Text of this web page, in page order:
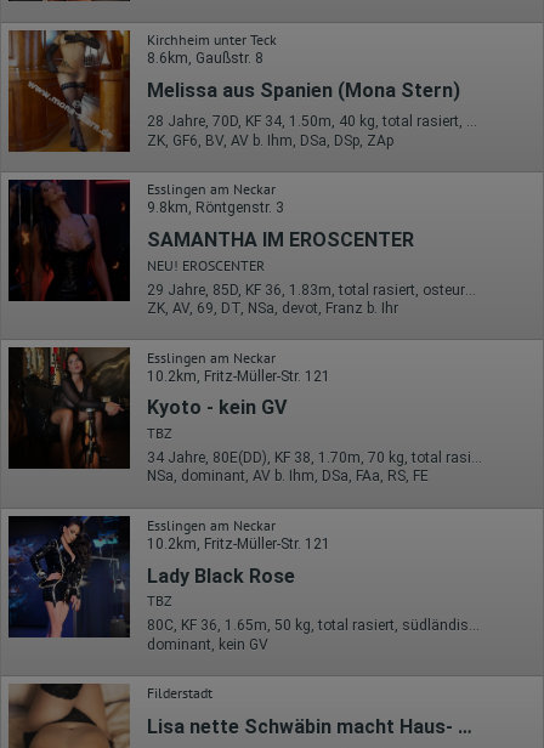
auch an Dritte übertragen, sofern dies gesetzlich
vorgeschrieben wird oder, soweit Dritte diese Daten im Auftrag
von Google verarbeiten. Die IP-Adresse der Nutzer wird von
Google innerhalb von Mitgliedstaaten der Europäischen Union
oder in anderen Vertragsstaaten des Abkommens über den
Europäischen Wirtschaftsraum gekürzt, dies bedeutet, dass alle
Daten anonym erhoben werden. Nur in Ausnahmefällen wird die
volle IP-Adresse an einen Server von Google in den USA
übermittelte IP-Adresse wird nicht mit anderen Daten von Google
zusammengeführt.
Erhobene Informationen zum Besucherverhalten sind folgende:
Herkunft (Land und Stadt)
Sprache
Betriebssystem
Browser und alle verwendeten Add-ons
Auflösung des Computers
Besucherquelle (Facebook, Suchmaschine oder
verweisende Webseite)
Welche Dateien wurden heruntergeladen?
Welche Videos angeschaut?
Wurden Werbebanner angeklickt?
Wohin ging der Besucher? Klickte er auf weitere Seiten des
Portals oder hat er sie komplett verlassen?
Wie lange blieb der Besucher?
Ort der Verarbeitung:
Europäische Union & USA
Hotjar
Daten über das Benutzerverhalten zu sammeln. Hotjar kann
auch im Rahmen von Umfragen und Feedbackfunktionen, die
auf unserer Website eingebunden sind, von Ihnen bereitgestellte
Informationen verarbeiten.
Kirchheim unter Teck
8.6km, Gaußstr. 8
Melissa aus Spanien (Mona Stern)
28 Jahre, 70D, KF 34, 1.50m, 40 kg, total rasiert, Latina
ZK, GF6, BV, AV b. Ihm, DSa, DSp, ZAp
Esslingen am Neckar
9.8km, Röntgenstr. 3
SAMANTHA IM EROSCENTER
NEU! EROSCENTER
ZK, AV, 69, DT, NSa, devot, Franz b. Ihr
Esslingen am Neckar
10.2km, Fritz-Müller-Str. 121
Kyoto - kein GV
TBZ
34 Jahre, 80E(DD), KF 38, 1.70m, 70 kg, total rasiert, osteuropäisch
NSa, dominant, AV b. Ihm, DSa, FAa, RS, FE
Esslingen am Neckar
10.2km, Fritz-Müller-Str. 121
Lady Black Rose
TBZ
80C, KF 36, 1.65m, 50 kg, total rasiert, südländisch
dominant, kein GV
Filderstadt
Lisa nette Schwäbin macht Haus- und Hotelbesuche!